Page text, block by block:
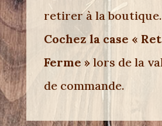
retirer à la boutique.
Cochez la case «
Ferme »lors de la
de commande.